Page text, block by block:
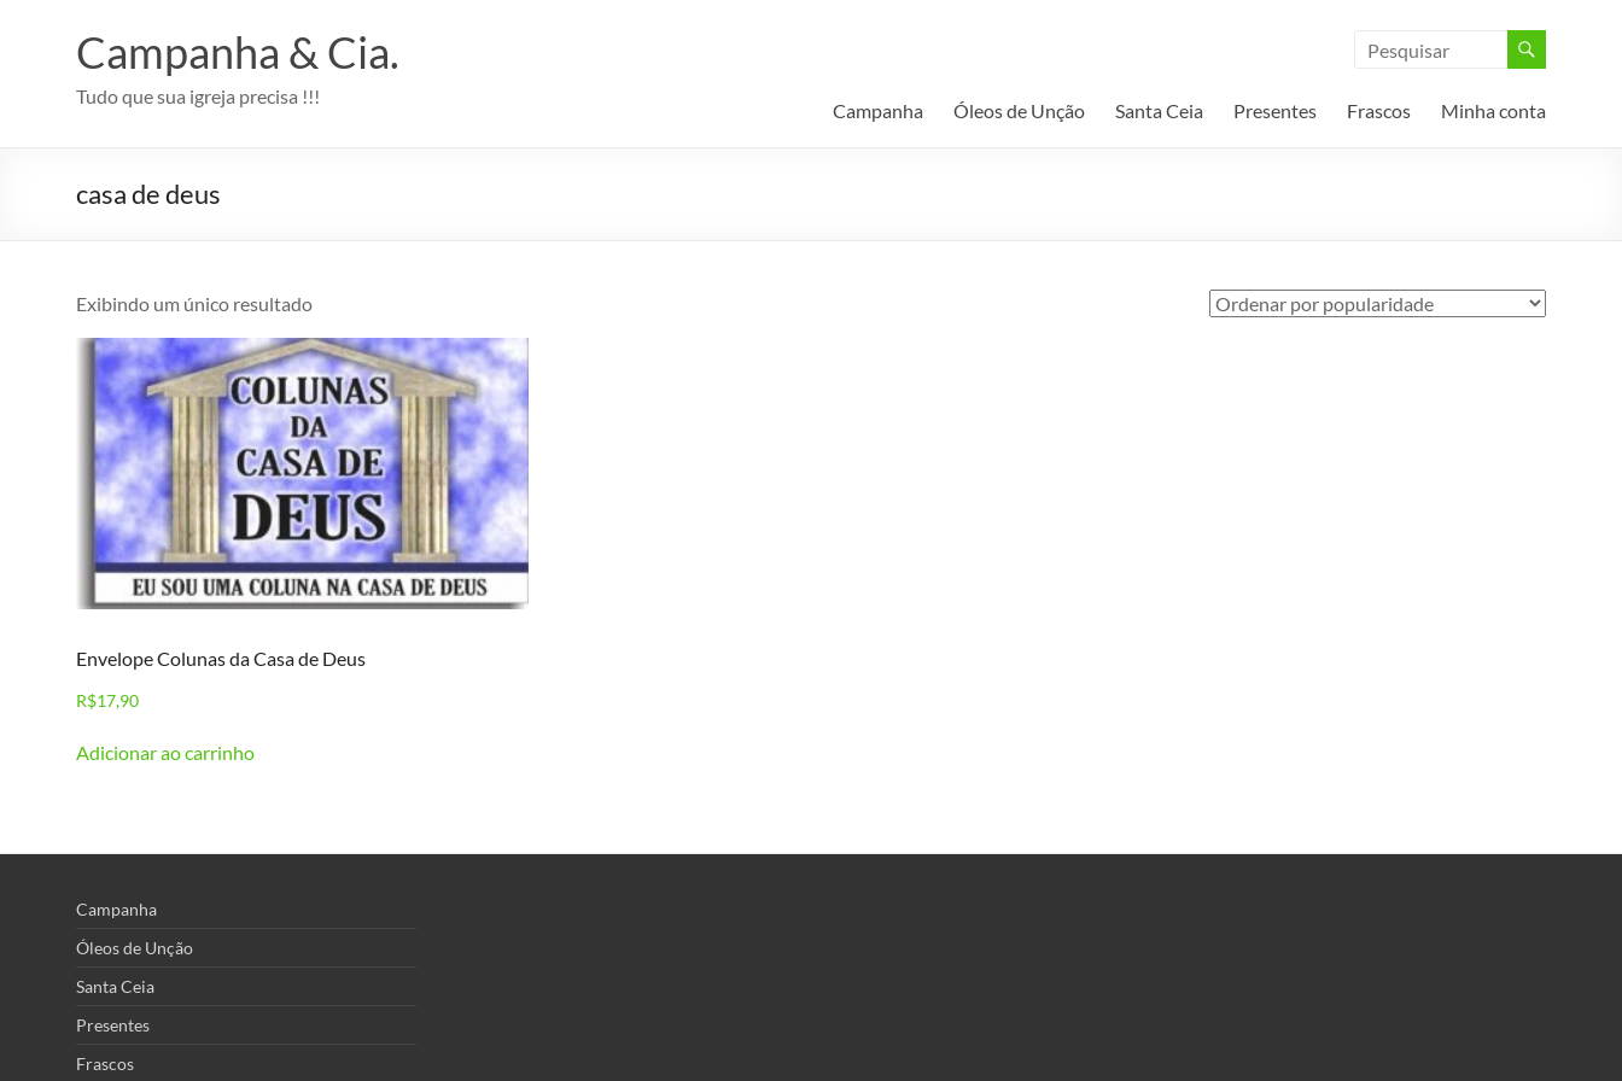
Campanha & Cia.
Tudo que sua igreja precisa !!!
Campanha Óleos de Unção Santa Ceia Presentes Frascos Minha conta
casa de deus
Exibindo um único resultado
Envelope Colunas da Casa de Deus
R$17,90
Adicionar ao carrinho
Campanha
Óleos de Unção
Santa Ceia
Presentes
Frascos